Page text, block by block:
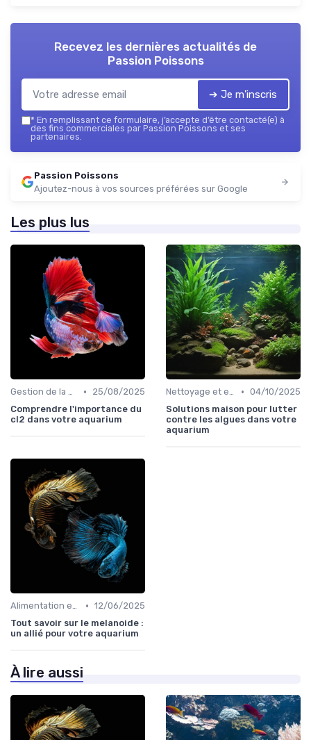
Recevez les dernières actualités de
Passion Poissons
➔ Je m'inscris
* En remplissant ce formulaire, j’accepte d’être contacté(e) à
des fins commerciales par Passion Poissons et ses
partenaires.
Passion Poissons
Ajoutez-nous à vos sources préférées sur Google
Les plus lus
Gestion de la qualité de l'eau •
25/08/2025
Comprendre l'importance du
cl2 dans votre aquarium
Nettoyage et entretien • 04/10/2025
Solutions maison pour lutter
contre les algues dans votre
aquarium
Alimentation et nutrition • 12/06/2025
Tout savoir sur le melanoide :
un allié pour votre aquarium
À lire aussi